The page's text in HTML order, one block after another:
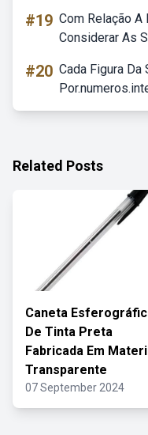
#19 Com Relação
Considerar As
#20 Cada Figura Da
Related Posts
Caneta
De Tinta Preta
Fabricada Em
Transparente
07 September 2024